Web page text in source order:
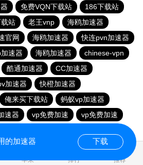
免费VQN下载站
186下载站
站 老王vnp
海鸥加速器
官网 海鸥加速器
快连pvn加速器
速器 海鸥加速器
chinese-vpn
酷通加速器
CC加速器
加速器
快橙加速器
俺来买下载站
蚂蚁vp加速器
速器 vp免费加速
vp免费加速
苹果 排行 推荐
的加速器 下载